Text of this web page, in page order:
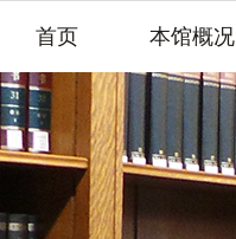
首页 本馆概况